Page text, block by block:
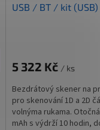
USB / BT / kit (USB)
5 322 Kč / ks
Bezdrátový skener na
pro skenování 1D a 2D
volnýma rukama.
mAh s výdrží 10 hodin,